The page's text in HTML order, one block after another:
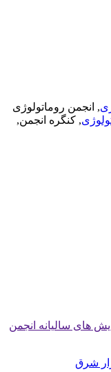
, انجمن روماتولوژی
, کنگره انجمن,
های سالیانه انجمن
شرق